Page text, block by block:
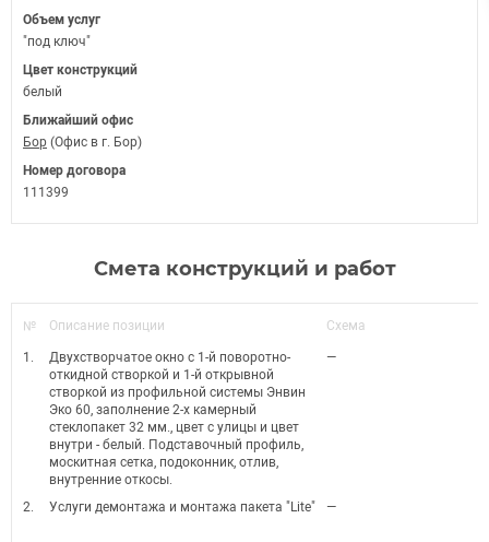
Объем услуг
"под ключ"
Цвет конструкций
белый
Ближайший офис
Бор (Офис в г. Бор)
Номер договора
111399
Смета конструкций и работ
№ Описание позиции Схема
1.
Двухстворчатое окно с 1-й поворотно-
откидной створкой и 1-й открывной
створкой из профильной системы Энвин
Эко 60, заполнение 2-х камерный
стеклопакет 32 мм., цвет с улицы и цвет
внутри - белый. Подставочный профиль,
москитная сетка, подоконник, отлив,
внутренние откосы.
—
2. Услуги демонтажа и монтажа пакета "Lite" —